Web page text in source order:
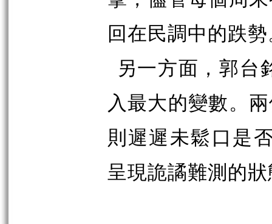
回在民調中的跌
另一方面，郭台
入最大的變數。
則遲遲未鬆口是
呈現詭譎難測的